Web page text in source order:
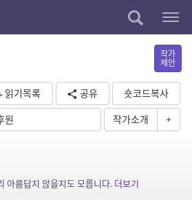
작가
제안
읽기목록 공유
숏코드복사
원
작가소개 +
아름답지 않을지도 모릅니다. 더보기